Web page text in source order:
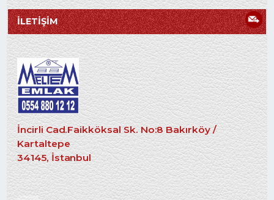
İLETİŞİM
İncirli Cad.Faikköksal Sk. No:8 Bakırköy /
Kartaltepe
34145, İstanbul